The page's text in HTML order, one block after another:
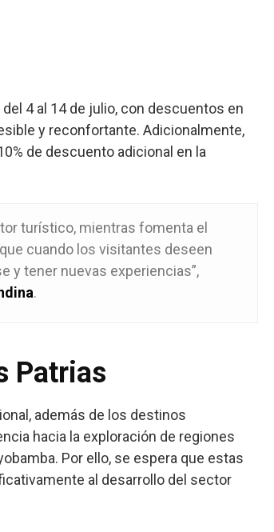
del 4 al 14 de julio, con descuentos en
y reconfortante. Adicionalmente,
de descuento adicional en la
turístico, mientras fomenta el
cuando los visitantes deseen
y tener nuevas experiencias”,
.
Patrias
además de los destinos
hacia la exploración de regiones
Por ello, se espera que estas
al desarrollo del sector